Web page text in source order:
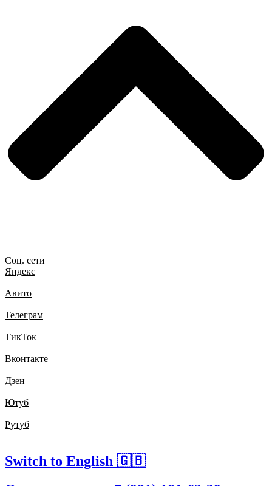
Соц. сети
Яндекс
Авито
Телеграм
ТикТок
Вконтакте
Дзен
Ютуб
Рутуб
Switch to English 🇬🇧